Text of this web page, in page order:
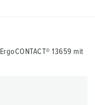
13659 mit